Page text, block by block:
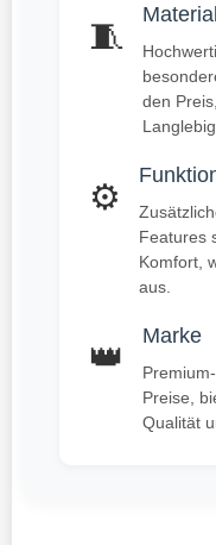
🧵
Material
den
⚙️
Features
Komfort,
aus.
👑
Marke
Preise,
Qualität